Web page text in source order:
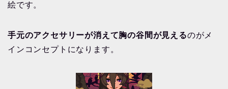
絵です。
手元のアクセサリーが消えて胸の谷間が見えるのがメ
インコンセプトになります。